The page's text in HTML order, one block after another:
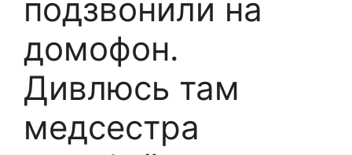
подзвонили на
домофон.
Дивлюсь там
медсестра